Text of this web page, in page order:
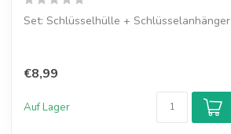
Set: Schlüsselhülle + Schlüsselanhänger
€8,99
Auf Lager